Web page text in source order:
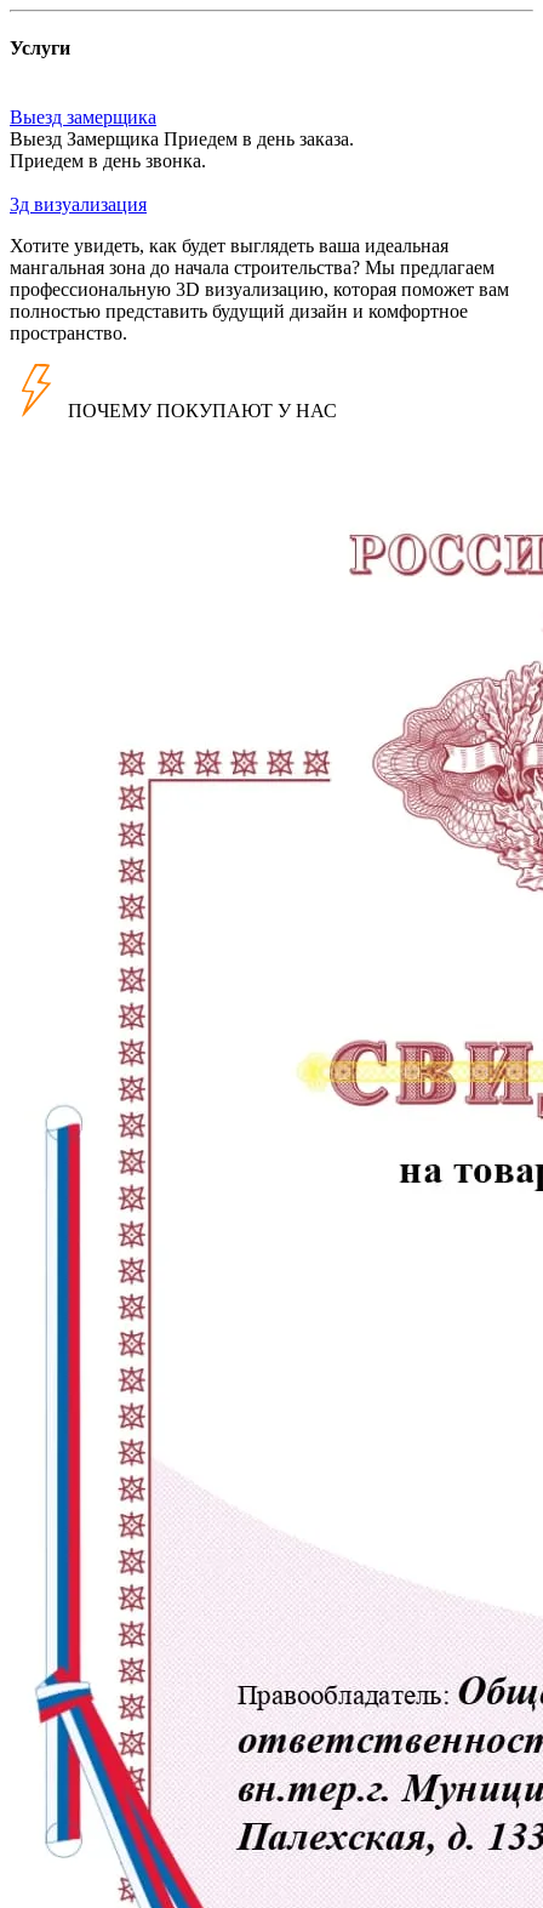
Услуги
Выезд замерщика
Выезд Замерщика Приедем в день заказа.
Приедем в день звонка.
3д визуализация
Хотите увидеть, как будет выглядеть ваша идеальная
мангальная зона до начала строительства? Мы предлагаем
профессиональную 3D визуализацию, которая поможет вам
полностью представить будущий дизайн и комфортное
пространство.
ПОЧЕМУ ПОКУПАЮТ У НАС